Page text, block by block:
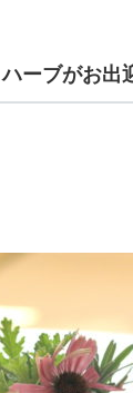
ハーブがお出